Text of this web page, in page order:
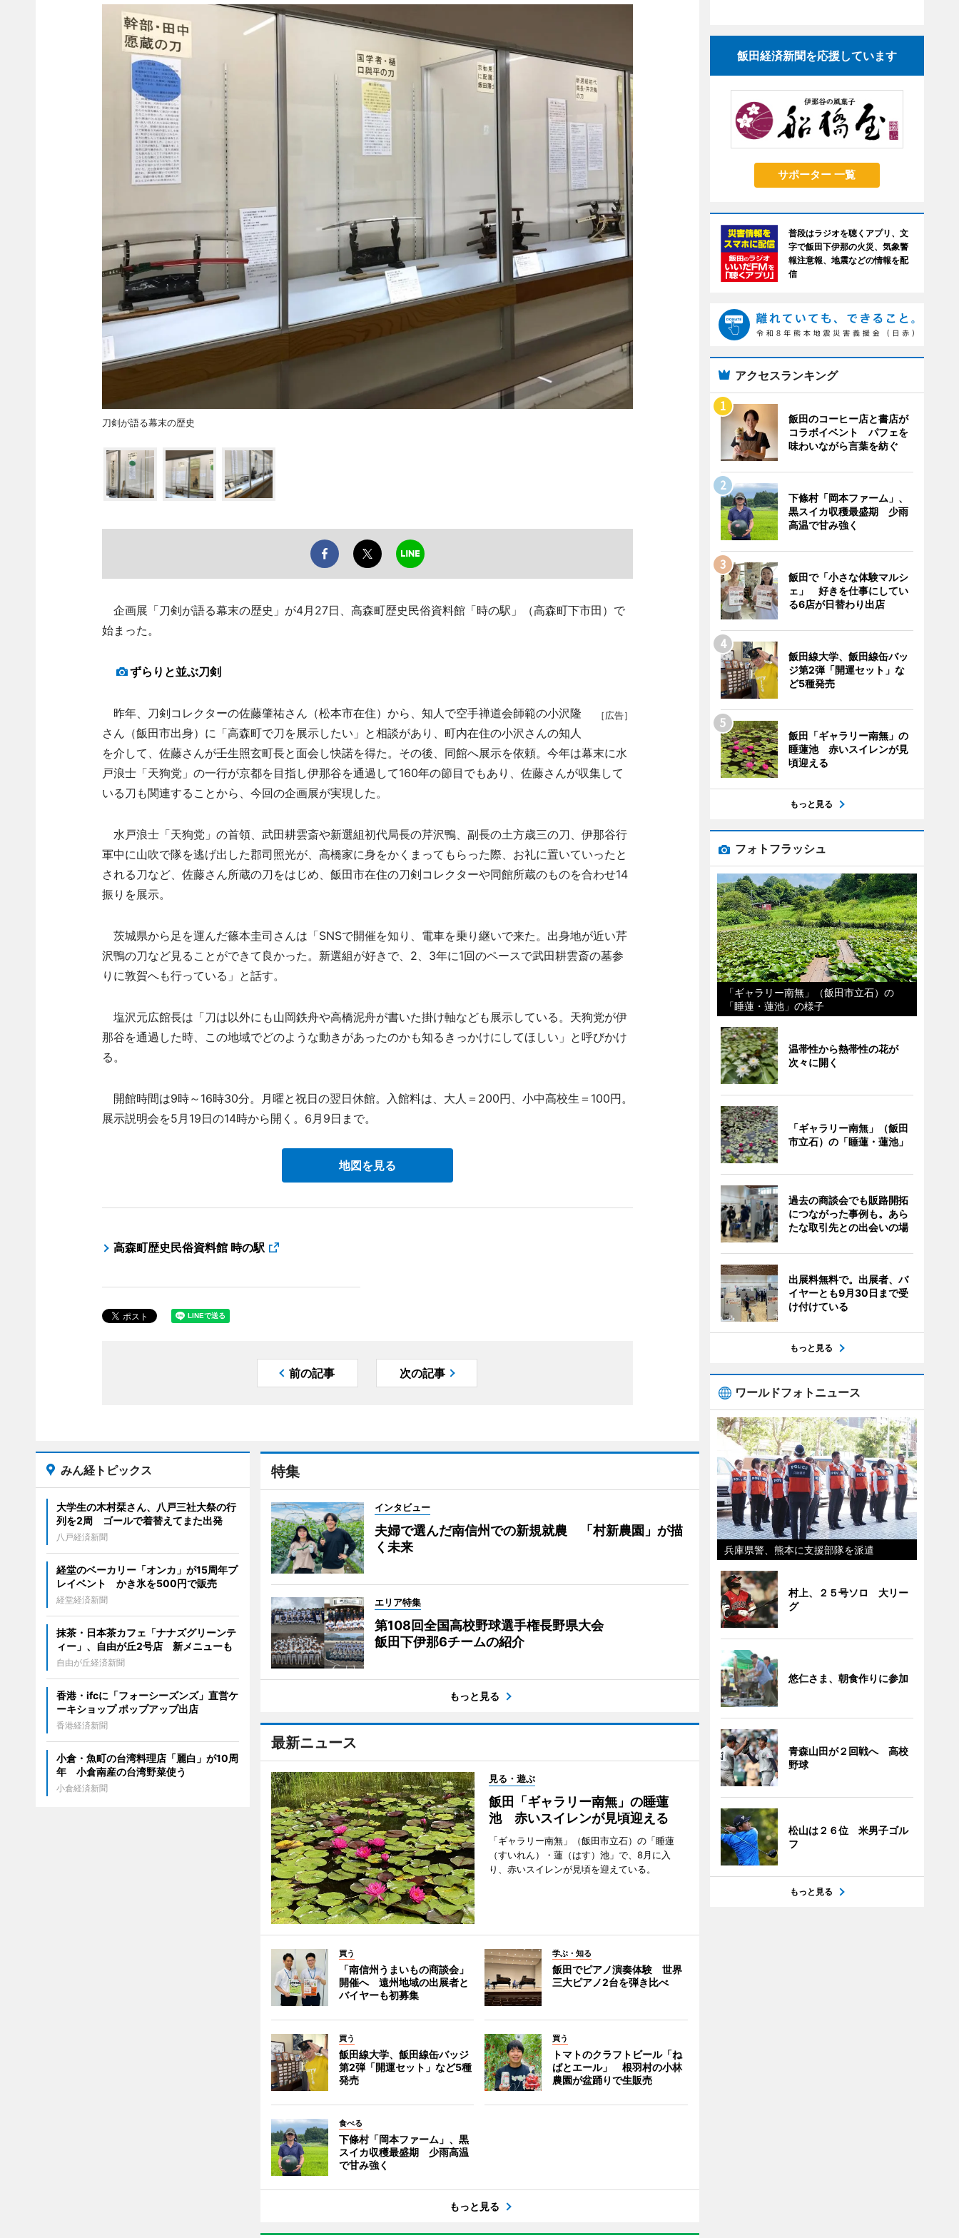
刀剣が語る幕末の歴史
企画展「刀剣が語る幕末の歴史」が4月27日、高森町歴史民俗資料館「時の駅」（高森町下市田）で
始まった。
ずらりと並ぶ刀剣
［広告］
昨年、刀剣コレクターの佐藤肇祐さん（松本市在住）から、知人で空手禅道会師範の小沢隆
さん（飯田市出身）に「高森町で刀を展示したい」と相談があり、町内在住の小沢さんの知人
を介して、佐藤さんが壬生照玄町長と面会し快諾を得た。その後、同館へ展示を依頼。今年は幕末に水
戸浪士「天狗党」の一行が京都を目指し伊那谷を通過して160年の節目でもあり、佐藤さんが収集して
いる刀も関連することから、今回の企画展が実現した。
水戸浪士「天狗党」の首領、武田耕雲斎や新選組初代局長の芹沢鴨、副長の土方歳三の刀、伊那谷行
軍中に山吹で隊を逃げ出した郡司照光が、高橋家に身をかくまってもらった際、お礼に置いていったと
される刀など、佐藤さん所蔵の刀をはじめ、飯田市在住の刀剣コレクターや同館所蔵のものを合わせ14
振りを展示。
茨城県から足を運んだ篠本圭司さんは「SNSで開催を知り、電車を乗り継いで来た。出身地が近い芹
沢鴨の刀など見ることができて良かった。新選組が好きで、2、3年に1回のペースで武田耕雲斎の墓参
りに敦賀へも行っている」と話す。
塩沢元広館長は「刀は以外にも山岡鉄舟や高橋泥舟が書いた掛け軸なども展示している。天狗党が伊
那谷を通過した時、この地域でどのような動きがあったのかも知るきっかけにしてほしい」と呼びかけ
る。
開館時間は9時～16時30分。月曜と祝日の翌日休館。入館料は、大人＝200円、小中高校生＝100円。
展示説明会を5月19日の14時から開く。6月9日まで。
地図を見る
高森町歴史民俗資料館 時の駅
前の記事 次の記事
特集
インタビュー
夫婦で選んだ南信州での新規就農 「村新農園」が描
く未来
エリア特集
第108回全国高校野球選手権長野県大会
飯田下伊那6チームの紹介
もっと見る
最新ニュース
見る・遊ぶ
飯田「ギャラリー南無」の睡蓮
池 赤いスイレンが見頃迎える
「ギャラリー南無」（飯田市立石）の「睡蓮
（すいれん）・蓮（はす）池」で、8月に入
り、赤いスイレンが見頃を迎えている。
買う
「南信州うまいもの商談会」
開催へ 遠州地域の出展者と
バイヤーも初募集
学ぶ・知る
飯田でピアノ演奏体験 世界
三大ピアノ2台を弾き比べ
買う
飯田線大学、飯田線缶バッジ
第2弾「開運セット」など5種
発売
買う
トマトのクラフトビール「ね
ばとエール」 根羽村の小林
農園が盆踊りで生販売
食べる
下條村「岡本ファーム」、黒
スイカ収穫最盛期 少雨高温
で甘み強く
もっと見る
みん経トピックス
大学生の木村栞さん、八戸三社大祭の行
列を2周 ゴールで着替えてまた出発
八戸経済新聞
経堂のベーカリー「オンカ」が15周年プ
レイベント かき氷を500円で販売
経堂経済新聞
抹茶・日本茶カフェ「ナナズグリーンテ
ィー」、自由が丘2号店 新メニューも
自由が丘経済新聞
香港・ifcに「フォーシーズンズ」直営ケ
ーキショップ ポップアップ出店
香港経済新聞
小倉・魚町の台湾料理店「麗白」が10周
年 小倉南産の台湾野菜使う
小倉経済新聞
飯田経済新聞を応援しています
サポーター 一覧
普段はラジオを聴くアプリ、文
字で飯田下伊那の火災、気象警
報注意報、地震などの情報を配
信
アクセスランキング
飯田のコーヒー店と書店が
コラボイベント パフェを
味わいながら言葉を紡ぐ
下條村「岡本ファーム」、
黒スイカ収穫最盛期 少雨
高温で甘み強く
飯田で「小さな体験マルシ
ェ」 好きを仕事にしてい
る6店が日替わり出店
飯田線大学、飯田線缶バッ
ジ第2弾「開運セット」な
ど5種発売
飯田「ギャラリー南無」の
睡蓮池 赤いスイレンが見
頃迎える
もっと見る
フォトフラッシュ
「ギャラリー南無」（飯田市立石）の
「睡蓮・蓮池」の様子
温帯性から熱帯性の花が
次々に開く
「ギャラリー南無」（飯田
市立石）の「睡蓮・蓮池」
過去の商談会でも販路開拓
につながった事例も。あら
たな取引先との出会いの場
出展料無料で。出展者、バ
イヤーとも9月30日まで受
け付けている
もっと見る
ワールドフォトニュース
兵庫県警、熊本に支援部隊を派遣
村上、２５号ソロ 大リー
グ
悠仁さま、朝食作りに参加
青森山田が２回戦へ 高校
野球
松山は２６位 米男子ゴル
フ
もっと見る